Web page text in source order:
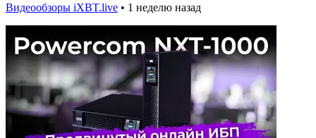
Видеообзоры iXBT.live • 1 неделю назад